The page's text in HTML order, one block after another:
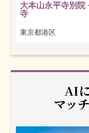
大本山永平寺別院
寺
東京都港区
AI
マッ